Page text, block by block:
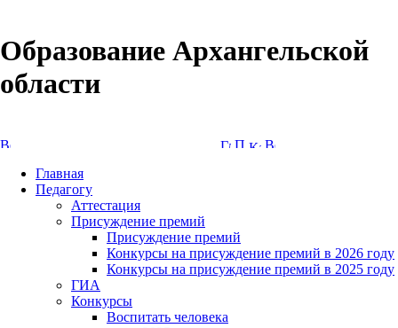
Образование Архангельской
области
Главная
Педагогу
Аттестация
Присуждение премий
Присуждение премий
Конкурсы на присуждение премий в 2026 году
Конкурсы на присуждение премий в 2025 году
ГИА
Конкурсы
Воспитать человека